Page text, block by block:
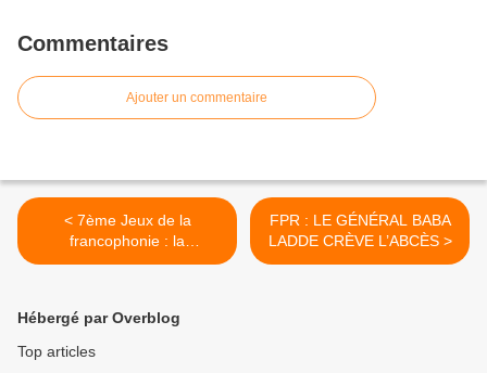
Commentaires
Ajouter un commentaire
< 7ème Jeux de la
francophonie : la
candidature du Tchad est-
FPR : LE GÉNÉRAL BABA
LADDE CRÈVE L’ABCÈS >
Hébergé par Overblog
Top articles